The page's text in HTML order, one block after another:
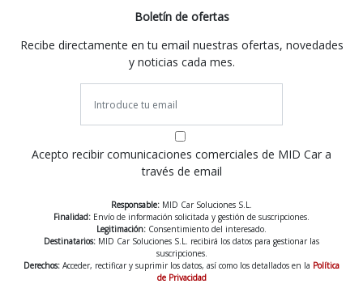
Boletín de ofertas
Recibe directamente en tu email nuestras ofertas, novedades
y noticias cada mes.
Acepto recibir comunicaciones comerciales de MID Car a
través de email
Responsable: MID Car Soluciones S.L.
Finalidad: Envío de información solicitada y gestión de suscripciones.
Legitimación: Consentimiento del interesado.
Destinatarios: MID Car Soluciones S.L. recibirá los datos para gestionar las
suscripciones.
Derechos: Acceder, rectificar y suprimir los datos, así como los detallados en la Política
de Privacidad